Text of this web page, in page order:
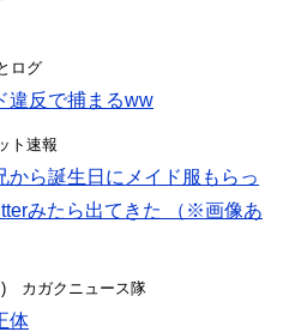
ログ
違反で捕まるww
ト速報
から誕生日にメイド服もらっ
みたら出てきた （※画像あ
ゞカガクニュース隊
体